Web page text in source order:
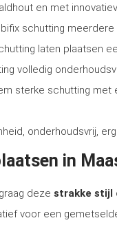
en met
schutting
laten plaatsen
volledig
sterke schutting met
onderhoudsvrij,
in
deze strakke stijl
voor een